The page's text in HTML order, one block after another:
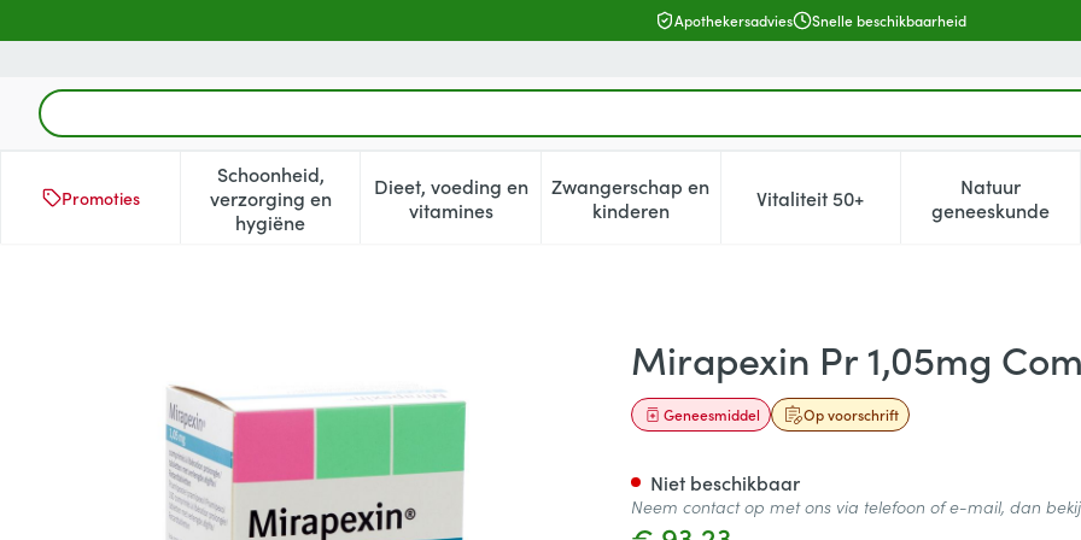
Apothekersadvies Snelle beschikbaarheid
Product, merk, categorie...
Promoties
Schoonheid,
verzorging en
hygiëne
Toon submenu voor Schoonheid, verzorging en hygiëne categorie
Dieet, voeding en
vitaminesToon submenu voor Dieet, voeding en vitamines categorie
Zwangerschap en
kinderenToon submenu voor Zwangerschap en kinderen
Vitaliteit 50+Toon submenu voor Vitaliteit
Natuur
geneeskunde
Toon
Mirapexin Pr 1,05mg Comp Verlengde Afgifte 100
Mirapexin Pr 1,05mg
Op voorschrift
Geneesmiddel
Niet beschikbaar
Neem contact op met ons via telefoon of e-mail, dan